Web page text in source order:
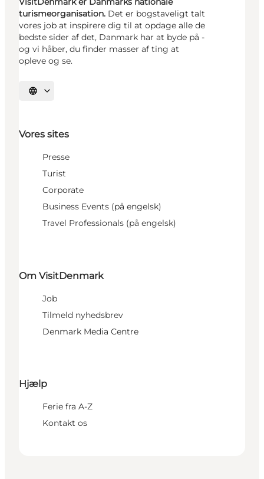
turismeorganisation. Det er bogstaveligt talt
vores job at inspirere dig til at opdage alle de
bedste sider af det, Danmark har at byde på -
og vi håber, du finder masser af ting at
opleve og se.
Vælg sprog
Vores sites
Presse
Turist
Corporate
Business Events (på engelsk)
Travel Professionals (på engelsk)
Om VisitDenmark
Job
Tilmeld nyhedsbrev
Denmark Media Centre
Hjælp
Ferie fra A-Z
Kontakt os